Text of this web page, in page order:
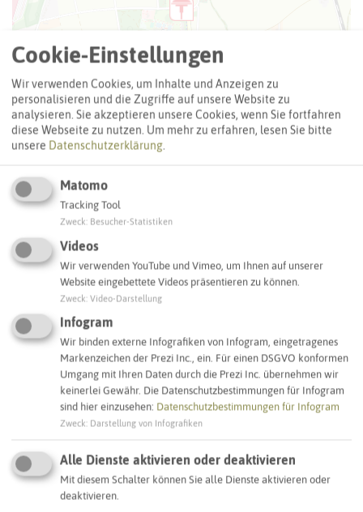
Adresse:
Sirene Freibad Mollbeck
Nesselrodestraße 8
45659 Recklinghausen
Interaktive Karte
SCHLAGWORTE
So ordnen wir dieses Objekt ein
Sirenenstandorte Recklinghausen
Cookie-Einstellungen
Wir verwenden Cookies, um Inhalte und Anzeigen zu
personalisieren und die Zugriffe auf unsere Website zu
analysieren. Sie akzeptieren unsere Cookies, wenn Sie fortfahren
diese Webseite zu nutzen. Um mehr zu erfahren, lesen Sie bitte
unsere Datenschutzerklärung.
Matomo
Tracking Tool
Zweck Besucher-Statistiken
Videos
Wir verwenden YouTube und Vimeo, um Ihnen auf unserer
Website eingebettete Videos präsentieren zu können.
Zweck Video-Darstellung
Infogram
Wir binden externe Infografiken von Infogram, eingetragenes
Markenzeichen der Prezi Inc., ein. Für einen DSGVO konformen
Umgang mit Ihren Daten durch die Prezi Inc. übernehmen wir
keinerlei Gewähr. Die Datenschutzbestimmungen für Infogram
sind hier einzusehen: Datenschutzbestimmungen für Infogram
Zweck Darstellung von Infografiken
Alle Dienste aktivieren oder deaktivieren
Mit diesem Schalter können Sie alle Dienste aktivieren oder
deaktivieren.